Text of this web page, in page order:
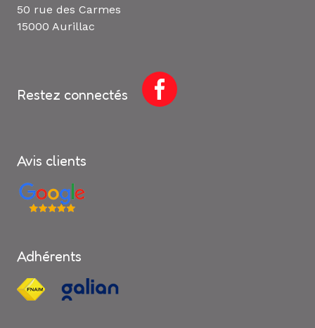
50 rue des Carmes
15000 Aurillac
Restez connectés
Avis clients
Adhérents